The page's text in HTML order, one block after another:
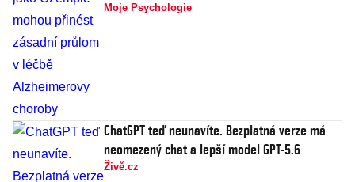
Moje Psychologie
ChatGPT teď neunavíte. Bezplatná verze má
neomezený chat a lepší model GPT-5.6
Živě.cz